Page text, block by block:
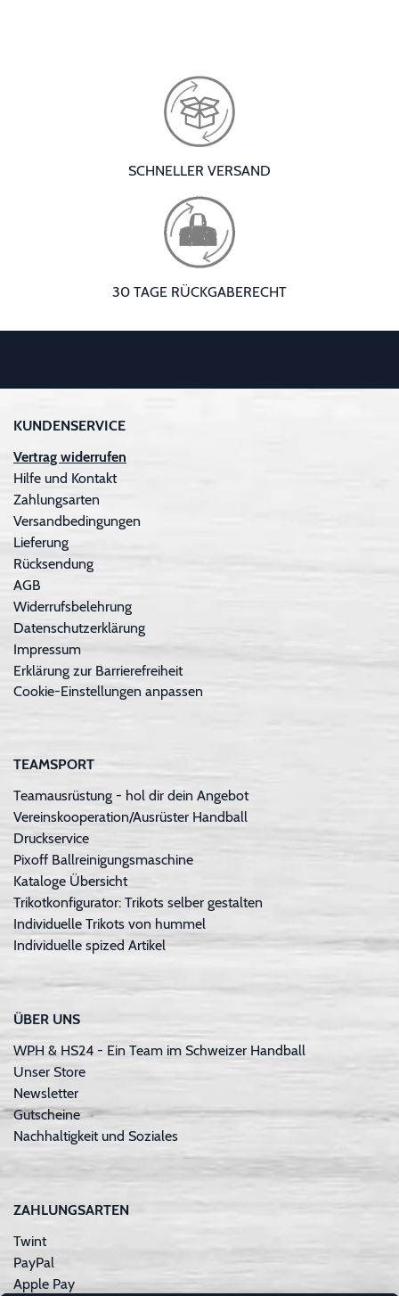
SCHNELLER VERSAND
30 TAGE RÜCKGABERECHT
KUNDENSERVICE
Vertrag widerrufen
Hilfe und Kontakt
Zahlungsarten
Versandbedingungen
Lieferung
Rücksendung
AGB
Widerrufsbelehrung
Datenschutzerklärung
Impressum
Erklärung zur Barrierefreiheit
Cookie-Einstellungen anpassen
TEAMSPORT
Teamausrüstung - hol dir dein Angebot
Vereinskooperation/Ausrüster Handball
Druckservice
Pixoff Ballreinigungsmaschine
Kataloge Übersicht
Trikotkonfigurator: Trikots selber gestalten
Individuelle Trikots von hummel
Individuelle spized Artikel
ÜBER UNS
WPH & HS24 - Ein Team im Schweizer Handball
Unser Store
Newsletter
Gutscheine
Nachhaltigkeit und Soziales
ZAHLUNGSARTEN
Twint
PayPal
Apple Pay